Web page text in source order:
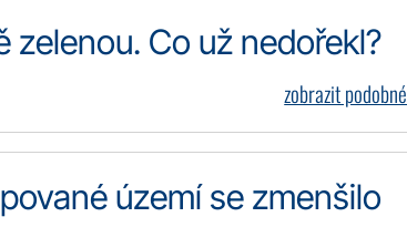
zelenou. Co už nedořekl?
zobrazit podobné
území se zmenšilo